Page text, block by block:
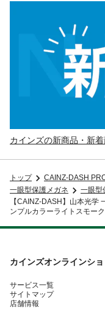
カインズの新商品・新
トップ CAINZ-DASH
一眼型保護メガネ
一眼型
【CAINZ-DASH】山本光
ンプルカラーライトスモー
カインズオンラインシ
サービス一覧
サイトマップ
店舗情報